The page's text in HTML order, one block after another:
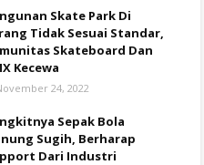
Skate Park Di
Tidak Sesuai Standar,
Skateboard Dan
Kecewa
24, 2022
Sepak Bola
Sugih, Berharap
Dari Industri